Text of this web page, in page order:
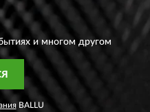
и многом другом
BALLU